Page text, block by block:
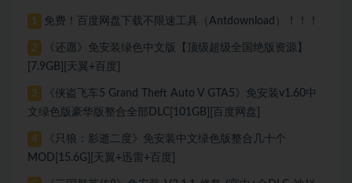
1 免费！百度网盘下载不限速工具（Antdownload）！！！
2
《还愿》免安装绿色中文版【顶级超级全国绝版资源】
[7.9GB][天翼+百度]
3
《侠盗飞车5 Grand Theft Auto V GTA5》免安装v1.60中
文绿色版豪华版整合全部DLC[101GB][百度网盘]
4
《只狼：影逝二度》免安装中文绿色版整合几十个
MOD[15.6G][天翼+迅雷+百度]